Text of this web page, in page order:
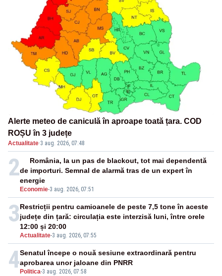
Alerte meteo de caniculă în aproape toată țara. COD
ROȘU în 3 județe
Actualitate·3 aug. 2026, 07:48
2
Economie-3 aug. 2026, 07:51
România, la un pas de blackout, tot mai dependentă
de importuri. Semnal de alarmă tras de un expert în
energie
3
Actualitate-3 aug. 2026, 07:55
Restricții pentru camioanele de peste 7,5 tone în aceste
județe din țară: circulația este interzisă luni, între orele
12:00 și 20:00
4Politica-3 aug. 2026, 07:58
Senatul începe o nouă sesiune extraordinară pentru
aprobarea unor jaloane din PNRR